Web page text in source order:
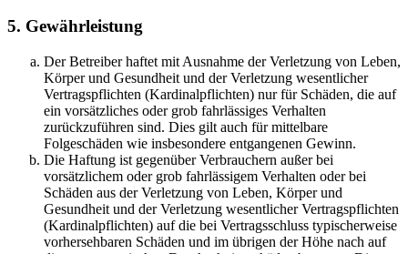
5. Gewährleistung
Der Betreiber haftet mit Ausnahme der Verletzung von Leben,
Körper und Gesundheit und der Verletzung wesentlicher
Vertragspflichten (Kardinalpflichten) nur für Schäden, die auf
ein vorsätzliches oder grob fahrlässiges Verhalten
zurückzuführen sind. Dies gilt auch für mittelbare
Folgeschäden wie insbesondere entgangenen Gewinn.
Die Haftung ist gegenüber Verbrauchern außer bei
vorsätzlichem oder grob fahrlässigem Verhalten oder bei
Schäden aus der Verletzung von Leben, Körper und
Gesundheit und der Verletzung wesentlicher Vertragspflichten
(Kardinalpflichten) auf die bei Vertragsschluss typischerweise
vorhersehbaren Schäden und im übrigen der Höhe nach auf